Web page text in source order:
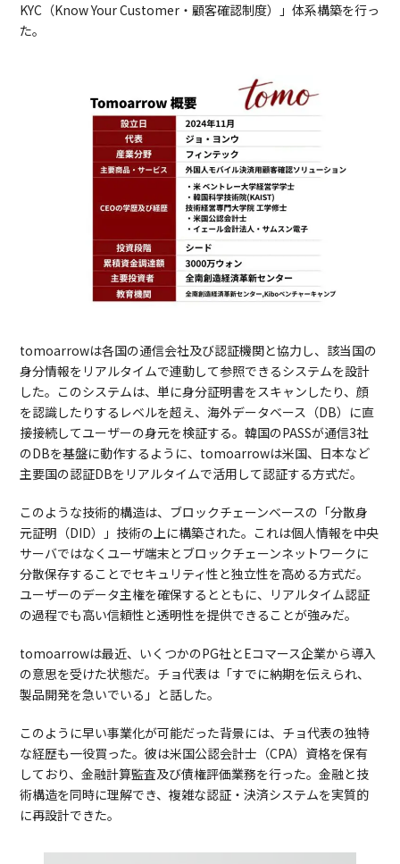
KYC（Know Your Customer・顧客確認制度）」体系構築を行っ
た。
tomoarrowは各国の通信会社及び認証機関と協力し、該当国の
身分情報をリアルタイムで連動して参照できるシステムを設計
した。このシステムは、単に身分証明書をスキャンしたり、顔
を認識したりするレベルを超え、海外データベース（DB）に直
接接続してユーザーの身元を検証する。韓国のPASSが通信3社
のDBを基盤に動作するように、tomoarrowは米国、日本など
主要国の認証DBをリアルタイムで活用して認証する方式だ。
このような技術的構造は、ブロックチェーンベースの「分散身
元証明（DID）」技術の上に構築された。これは個人情報を中央
サーバではなくユーザ端末とブロックチェーンネットワークに
分散保存することでセキュリティ性と独立性を高める方式だ。
ユーザーのデータ主権を確保するとともに、リアルタイム認証
の過程でも高い信頼性と透明性を提供できることが強みだ。
tomoarrowは最近、いくつかのPG社とEコマース企業から導入
の意思を受けた状態だ。チョ代表は「すでに納期を伝えられ、
製品開発を急いでいる」と話した。
このように早い事業化が可能だった背景には、チョ代表の独特
な経歴も一役買った。彼は米国公認会計士（CPA）資格を保有
しており、金融計算監査及び債権評価業務を行った。金融と技
術構造を同時に理解でき、複雑な認証・決済システムを実質的
に再設計できた。